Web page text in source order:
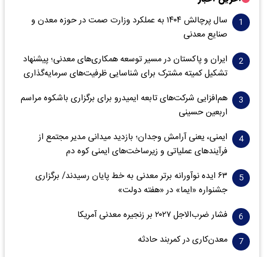
سال پرچالش ۱۴۰۴ به عملکرد وزارت صمت در حوزه معدن و
صنایع معدنی
ایران و پاکستان در مسیر توسعه همکاری‌های معدنی؛ پیشنهاد
تشکیل کمیته مشترک برای شناسایی ظرفیت‌های سرمایه‌گذاری
هم‌افزایی شرکت‌های تابعه ایمیدرو برای برگزاری باشکوه مراسم
اربعین حسینی
ایمنی، یعنی آرامش وجدان؛ بازدید میدانی مدیر مجتمع از
فرآیندهای عملیاتی و زیرساخت‌های ایمنی کوه دم
۶۳ ایده نوآورانه برتر معدنی به خط پایان رسیدند/ برگزاری
جشنواره «ایما» در «هفته دولت»
فشار ضرب‌الاجل ۲۰۲۷ بر زنجیره معدنی آمریکا
معدن‌کاری در کمربند حادثه